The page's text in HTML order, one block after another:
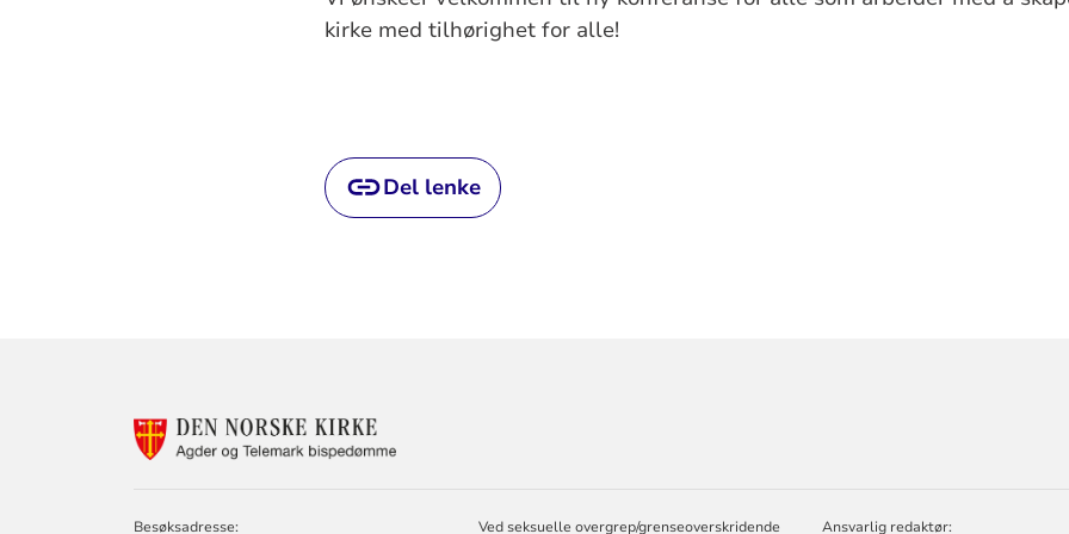
kirke med tilhørighet for alle!
Del lenke
FOR
TELEMARK
Besøksadresse: Ved seksuelle overgrep/grenseoverskridende Ansvarlig redaktør: